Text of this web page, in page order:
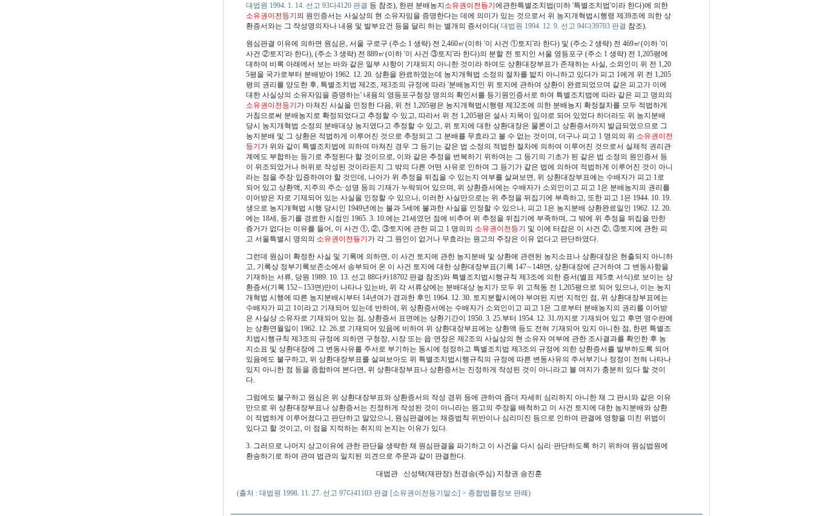
대법원 1994. 1. 14. 선고 93다4120 판결 등 참조), 한편 분배농지 소유권이전등기 에관한특별조치법(이하 '특별조치법'이라 한다)에 의한
소유권이전등기 의 원인증서는 사실상의 현 소유자임을 증명한다는 데에 의미가 있는 것으로서 위 농지개혁법시행령 제39조에 의한 상
환증서와는 그 작성명의자나 내용 및 발부요건 등을 달리 하는 별개의 증서이다( 대법원 1994. 12. 9. 선고 94다39703 판결 참조).
원심판결 이유에 의하면 원심은, 서울 구로구 (주소 1 생략) 전 2,460㎡(이하 '이 사건 ①토지'라 한다) 및 (주소 2 생략) 전 469㎡(이하 '이
사건 ②토지'라 한다), (주소 3 생략) 전 889㎡(이하 '이 사건 ③토지'라 한다)의 분할 전 토지인 서울 영등포구 (주소 1 생략) 전 1,205평에
대하여 비록 아래에서 보는 바와 같은 일부 사항이 기재되지 아니한 것이라 하여도 상환대장부표가 존재하는 사실, 소외인이 위 전 1,20
5평을 국가로부터 분배받아 1962. 12. 20. 상환을 완료하였는데 농지개혁법 소정의 절차를 밟지 아니하고 있다가 피고 1에게 위 전 1,205
평의 권리를 양도한 후, 특별조치법 제2조, 제3조의 규정에 따라 '분배농지인 위 토지에 관하여 상환이 완료되었으며 같은 피고가 이에
대한 사실상의 소유자임을 증명하는' 내용의 영등포구청장 명의의 확인서를 등기원인증서로 하여 특별조치법에 따라 같은 피고 명의의
소유권이전등기 가 마쳐진 사실을 인정한 다음, 위 전 1,205평은 농지개혁법시행령 제32조에 의한 분배농지 확정절차를 모두 적법하게
거침으로써 분배농지로 확정되었다고 추정할 수 있고, 따라서 위 전 1,205평은 설사 지목이 임야로 되어 있었다 하더라도 위 농지분배
당시 농지개혁법 소정의 분배대상 농지였다고 추정할 수 있고, 위 토지에 대한 상환대장은 물론이고 상환증서까지 발급되었으므로 그
농지분배 및 그 상환은 적법하게 이루어진 것으로 추정되고 그 분배를 무효라고 볼 수 없는 것이며, 더구나 피고 1 명의의 위 소유권이전
등기 가 위와 같이 특별조치법에 의하여 마쳐진 경우 그 등기는 같은 법 소정의 적법한 절차에 의하여 이루어진 것으로서 실체적 권리관
계에도 부합하는 등기로 추정된다 할 것이므로, 이와 같은 추정을 번복하기 위하여는 그 등기의 기초가 된 같은 법 소정의 원인증서 등
이 위조되었거나 허위로 작성된 것이라든지 그 밖의 다른 어떤 사유로 인하여 그 등기가 같은 법에 의하여 적법하게 이루어진 것이 아니
라는 점을 주장·입증하여야 할 것인데, 나아가 위 추정을 뒤집을 수 있는지 여부를 살펴보면, 위 상환대장부표에는 수배자가 피고 1로
되어 있고 상환액, 지주의 주소·성명 등의 기재가 누락되어 있으며, 위 상환증서에는 수배자가 소외인이고 피고 1은 분배농지의 권리를
이어받은 자로 기재되어 있는 사실을 인정할 수 있으나, 이러한 사실만으로는 위 추정을 뒤집기에 부족하고, 또한 피고 1은 1944. 10. 19.
생으로 농지개혁법 시행 당시인 1949년에는 불과 5세에 불과한 사실을 인정할 수 있으나, 피고 1은 농지분배 상환완료일인 1962. 12. 20.
에는 18세, 등기를 경료한 시점인 1965. 3. 10.에는 21세였던 점에 비추어 위 추정을 뒤집기에 부족하며, 그 밖에 위 추정을 뒤집을 만한
증거가 없다는 이유를 들어, 이 사건 ①, ②, ③토지에 관한 피고 1 명의의 소유권이전등기
및 이에 터잡은 이 사건 ②, ③토지에 관한 피
고 서울특별시 명의의 소유권이전등기 가 각 그 원인이 없거나 무효라는 원고의 주장은 이유 없다고 판단하였다.
그런데 원심이 확정한 사실 및 기록에 의하면, 이 사건 토지에 관한 농지분배 및 상환에 관련된 농지소표나 상환대장은 현출되지 아니하
고, 기록상 정부기록보존소에서 송부되어 온 이 사건 토지에 대한 상환대장부표(기록 147∼148면, 상환대장에 근거하여 그 변동사항을
기재하는 서류, 당원 1989. 10. 13. 선고 88다카18702 판결 참조)와 특별조치법시행규칙 제3조에 의한 증서(별표 제5호 서식)로 보이는 상
환증서(기록 152∼153면)만이 나타나 있는바, 위 각 서류상에는 분배대상 농지가 모두 위 고척동 전 1,205평으로 되어 있으나, 이는 농지
개혁법 시행에 따른 농지분배시부터 14년여가 경과한 후인 1964. 12. 30. 토지분할시에야 부여된 지번·지적인 점, 위 상환대장부표에는
수배자가 피고 1이라고 기재되어 있는데 반하여, 위 상환증서에는 수배자가 소외인이고 피고 1은 그로부터 분배농지의 권리를 이어받
은 사실상 소유자로 기재되어 있는 점, 상환증서 표면에는 상환기간이 1950. 3. 25.부터 1954. 12. 31.까지로 기재되어 있고 후면 영수란에
는 상환연월일이 1962. 12. 26.로 기재되어 있음에 비하여 위 상환대장부표에는 상환액 등도 전혀 기재되어 있지 아니한 점, 한편 특별조
치법시행규칙 제3조의 규정에 의하면 구청장, 시장 또는 읍·면장은 제2조의 사실상의 현 소유자 여부에 관한 조사결과를 확인한 후 농
지소표 및 상환대장에 그 변동사유를 주서로 부기하는 동시에 정정하고 특별조치법 제3조의 규정에 의한 상환증서를 발부하도록 되어
있음에도 불구하고, 위 상환대장부표를 살펴보아도 위 특별조치법시행규칙의 규정에 따른 변동사유의 주서부기나 정정이 전혀 나타나
있지 아니한 점 등을 종합하여 본다면, 위 상환대장부표나 상환증서는 진정하게 작성된 것이 아니라고 볼 여지가 충분히 있다 할 것이
다.
그럼에도 불구하고 원심은 위 상환대장부표와 상환증서의 작성 경위 등에 관하여 좀더 자세히 심리하지 아니한 채 그 판시와 같은 이유
만으로 위 상환대장부표나 상환증서는 진정하게 작성된 것이 아니라는 원고의 주장을 배척하고 이 사건 토지에 대한 농지분배와 상환
이 적법하게 이루어졌다고 판단하고 말았으니, 원심판결에는 채증법칙 위반이나 심리미진 등으로 인하여 판결에 영향을 미친 위법이
있다고 할 것이고, 이 점을 지적하는 취지의 논지는 이유가 있다.
3. 그러므로 나머지 상고이유에 관한 판단을 생략한 채 원심판결을 파기하고 이 사건을 다시 심리·판단하도록 하기 위하여 원심법원에
환송하기로 하여 관여 법관의 일치된 의견으로 주문과 같이 판결한다.
대법관 신성택(재판장) 천경송(주심) 지창권 송진훈
(출처 : 대법원 1998. 11. 27. 선고 97다41103 판결 [소유권이전등기말소] > 종합법률정보 판례)